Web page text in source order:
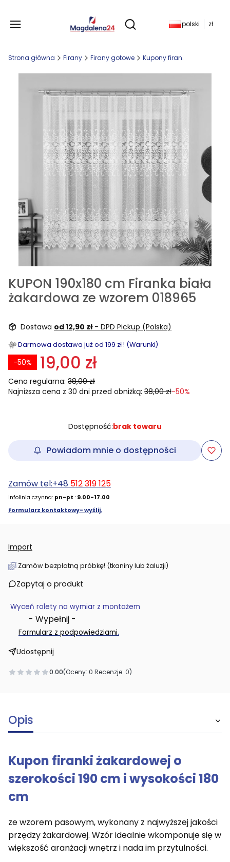
Otwórz wyszukiwarkę
Produkty w
polski zł
Strona główna Firany Firany gotowe Kupony firan.
KUPON 190x180 cm Firanka biała
żakardowa ze wzorem 018965
Dostawa od 12,90 zł - DPD Pickup (Polska)
Darmowa dostawa już od 199 zł ! (Warunki)
19,00 zł
Cena regularna: 38,00 zł
-50%
Najniższa cena z 30 dni przed obniżką: 38,00 zł-50%
Dostępność:brak towaru
Powiadom mnie o dostępności
Zamów tel:+48 512 319 125
Infolinia czynna: pn-pt : 9.00-17.00
Formularz kontaktowy- wyślij.
Import
Zamów bezpłatną próbkę! (tkaniny lub żaluzji)
Zapytaj o produkt
Wyceń rolety na wymiar z montażem
- Wypełnij -
Formularz z podpowiedziami.
Udostępnij
0.00(Oceny: 0 Recenzje: 0)
Opis
Kupon firanki żakardowej o
szerokości 190 cm i wysokości 180
cm
ze wzorem pasowym, wykonany z najwyższej jakości
przędzy żakardowej. Wzór idealnie wkomponuje się w
większość aranżacji wnętrz i nada im przytulności.